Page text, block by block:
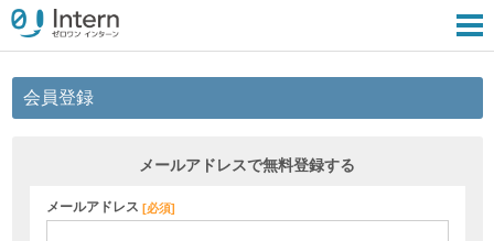
会員登録
メールアドレスで無料登録する
メールアドレス [必須]